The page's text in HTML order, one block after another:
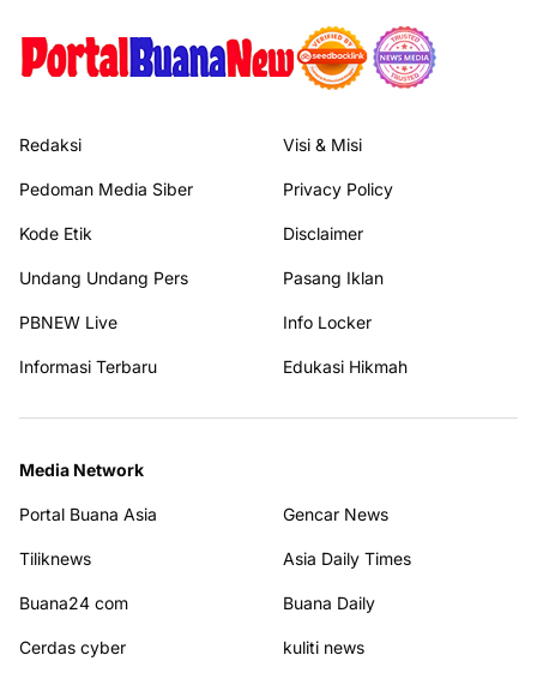
Redaksi Visi & Misi
Pedoman Media Siber Privacy Policy
Kode Etik Disclaimer
Undang Undang Pers Pasang Iklan
PBNEW Live Info Locker
Informasi Terbaru Edukasi Hikmah
Media Network
Portal Buana Asia Gencar News
Tiliknews Asia Daily Times
Buana24 com Buana Daily
Cerdas cyber kuliti news